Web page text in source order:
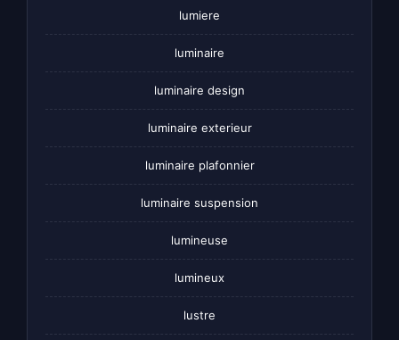
lumiere
luminaire
luminaire design
luminaire exterieur
luminaire plafonnier
luminaire suspension
lumineuse
lumineux
lustre